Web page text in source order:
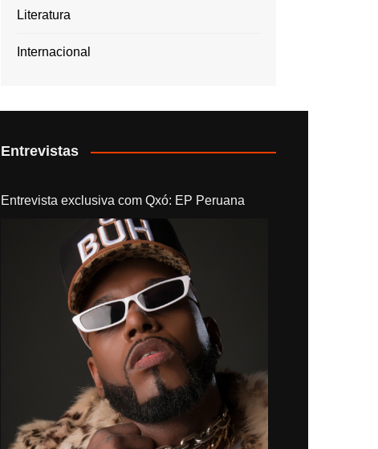
Literatura
Internacional
Entrevistas
Entrevista exclusiva com Qxó: EP Peruana